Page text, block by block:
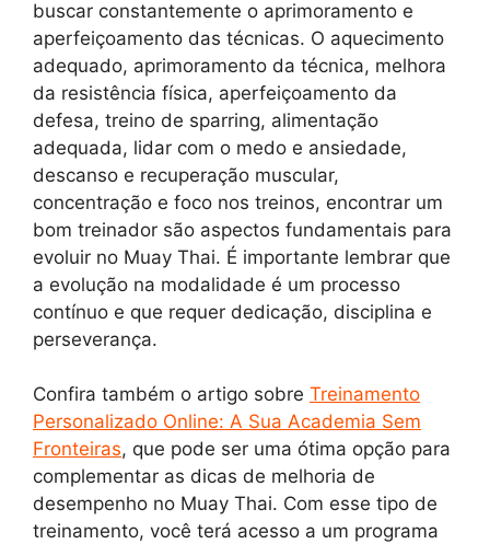
buscar constantemente o aprimoramento e
aperfeiçoamento das técnicas. O aquecimento
adequado, aprimoramento da técnica, melhora
da resistência física, aperfeiçoamento da
defesa, treino de sparring, alimentação
adequada, lidar com o medo e ansiedade,
descanso e recuperação muscular,
concentração e foco nos treinos, encontrar um
bom treinador são aspectos fundamentais para
evoluir no Muay Thai. É importante lembrar que
a evolução na modalidade é um processo
contínuo e que requer dedicação, disciplina e
perseverança.
Confira também o artigo sobre Treinamento
Personalizado Online: A Sua Academia Sem
Fronteiras, que pode ser uma ótima opção para
complementar as dicas de melhoria de
desempenho no Muay Thai. Com esse tipo de
treinamento, você terá acesso a um programa